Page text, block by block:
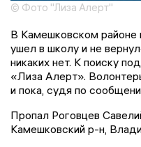
© Фото "Лиза Алерт"
В Камешковском районе
ушел в школу и не
никаких нет. К поиску
«Лиза Алерт».
и пока, судя по
Пропал Роговцев
Камешковский р-н,